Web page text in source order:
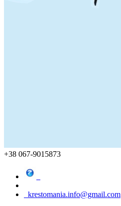
+38 067-9015873
krestomania.info@gmail.com